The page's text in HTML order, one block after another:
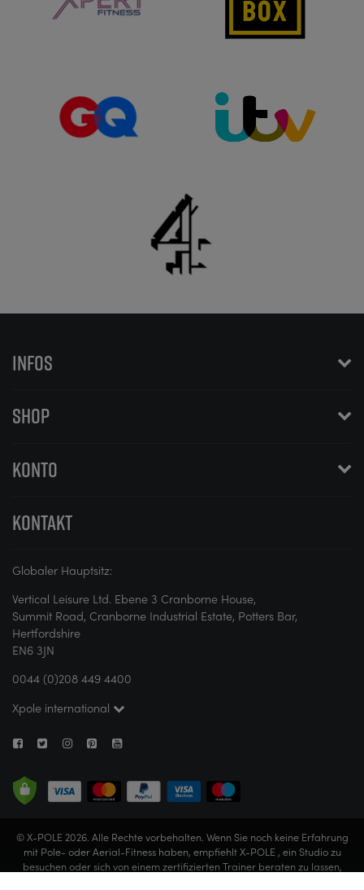
INFOS
SHOP
KONTO
KONTAKT
Globaler Hauptsitz:
Vertical Leisure Ltd. Ebene 3 Cranborne House,
Summit Road, Cranborne Industrial Estate, Potters Bar,
Hertfordshire
EN6 3JN
0044 (0)208 449 4400
Xpole international
© X-POLE 2026. Alle Rechte vorbehalten. Wenn Sie noch keine Erfahrung
mit Pole- oder Aerial-Fitness haben, empfiehlt X-POLE , ein Studio zu
besuchen oder sich von einem zertifizierten Trainer beraten zu lassen,